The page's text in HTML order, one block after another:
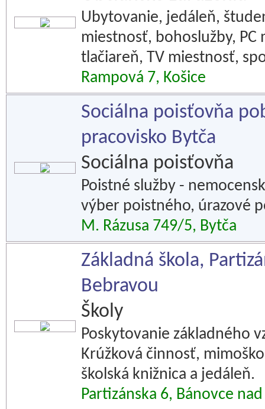
Ubytovanie, jedáleň,
miestnosť, bohoslužby,
tlačiareň, TV miestnosť,
Rampová 7, Košice
Sociálna poisťovňa
pracovisko Bytča
Sociálna poisťovňa
Poistné služby -
výber poistného, úrazové
M. Rázusa 749/5, Bytča
Základná škola,
Bebravou
Školy
Poskytovanie základného
Krúžková činnosť,
školská knižnica a jedáleň.
Partizánska 6, Bánovce